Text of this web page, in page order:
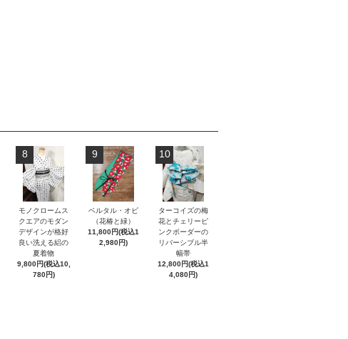
8
モノクロームス
クエアのモダン
デザインが格好
良い洗える絽の
夏着物
9,800円(税込10,
780円)
9
ベルタル・オビ
（花椿と緑）
11,800円(税込1
2,980円)
10
ターコイズの梅
花とチェリーピ
ンクボーダーの
リバーシブル半
幅帯
12,800円(税込1
4,080円)